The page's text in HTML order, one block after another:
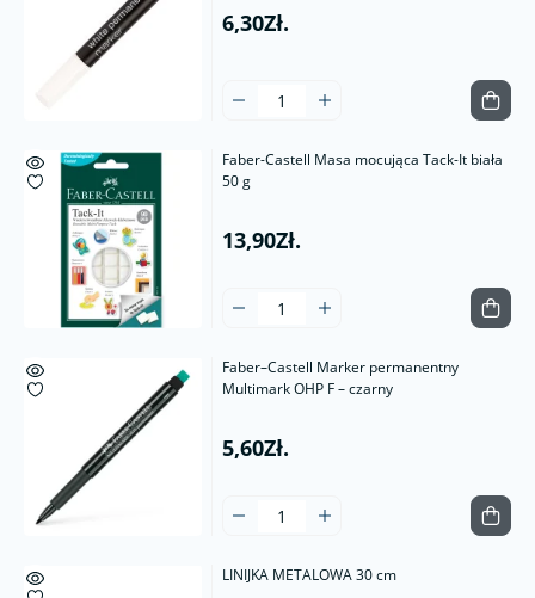
6,30Zł.
Faber-Castell Masa mocująca Tack-It biała
50 g
13,90Zł.
Faber–Castell Marker permanentny
Multimark OHP F – czarny
5,60Zł.
LINIJKA METALOWA 30 cm